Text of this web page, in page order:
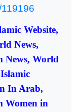
Website,
News,
News, World
In Arab,
Women in